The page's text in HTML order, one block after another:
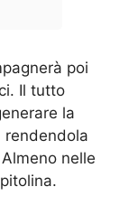
poi
Il tutto
la
rendendola
nelle